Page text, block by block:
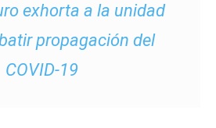
exhorta a la unidad
propagación del
COVID-19